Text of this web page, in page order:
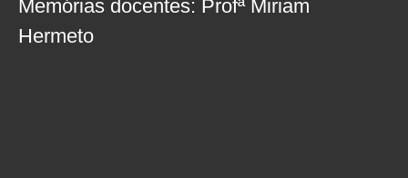
Memórias docentes: Profª Miriam
Hermeto